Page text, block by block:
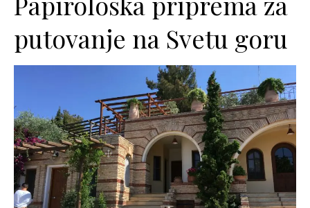
putovanje na Svetu goru